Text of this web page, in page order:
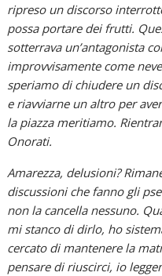
ripreso un discorso
possa portare dei frutti.
sotterrava un’antagonista
improvvisamente come
speriamo di chiudere un
e riavviarne un altro per
la piazza meritiamo.
Onorati.
Amarezza, delusioni?
discussioni che fanno gli
non la cancella nessuno.
mi stanco di dirlo, ho
cercato di mantenere la
pensare di riuscirci, io